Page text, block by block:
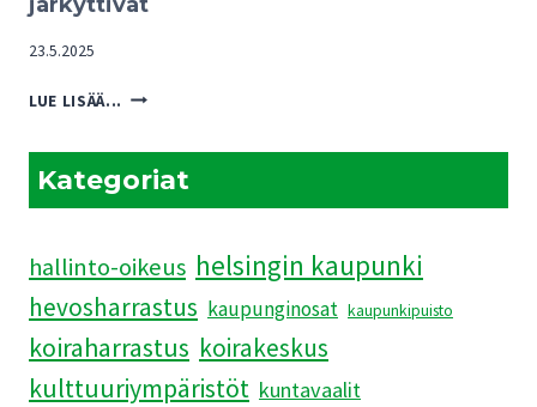
23.5.2025
LUE LISÄÄ... PUKINMÄENRANNAN
JÄRKYTTIVÄT
Kategoriat
hallinto-oikeus helsingin kaupunki
hevosharrastus kaupunginosat kaupunkipuisto
koiraharrastus koirakeskus
kulttuuriympäristöt kuntavaalit